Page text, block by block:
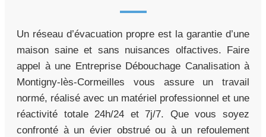
Un réseau d’évacuation propre est la garantie d’une
maison saine et sans nuisances olfactives. Faire
appel à une Entreprise Débouchage Canalisation à
Montigny-lès-Cormeilles vous assure un travail
normé, réalisé avec un matériel professionnel et une
réactivité totale 24h/24 et 7j/7. Que vous soyez
confronté à un évier obstrué ou à un refoulement